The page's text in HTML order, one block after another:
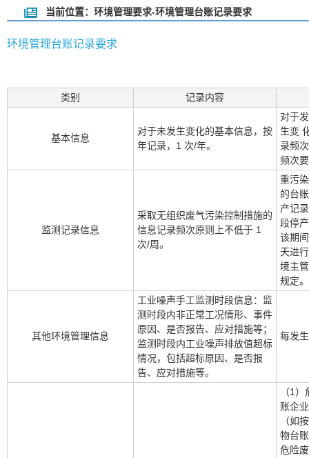
当前位置：环境管理要求-环境管理台账记录要求
环境管理台账记录要求
类别 记录内容
基本信息
对于未发生变化的基本信息，按
年记录，1 次/年。
对于
生变
录频
频次
监测记录信息
采取无组织废气污染控制措施的
信息记录频次原则上不低于 1
次/周。
重污
的台
产记
段停
该期
天进
境主
规定。
其他环境管理信息
工业噪声手工监测时段信息：监
测时段内非正常工况情形、事件
原因、是否报告、应对措施等；
监测时段内工业噪声排放值超标
情况，包括超标原因、是否报
告、应对措施等。
每发
（1
账企
（如
物台
危险